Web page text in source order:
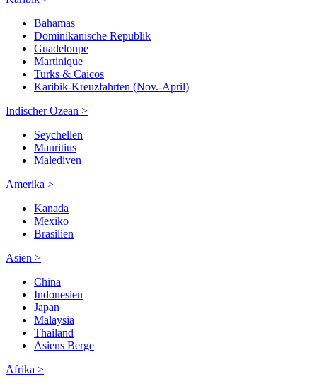
Bahamas
Dominikanische Republik
Guadeloupe
Martinique
Turks & Caicos
Karibik-Kreuzfahrten (Nov.-April)
Indischer Ozean >
Seychellen
Mauritius
Malediven
Amerika >
Kanada
Mexiko
Brasilien
Asien >
China
Indonesien
Japan
Malaysia
Thailand
Asiens Berge
Afrika >